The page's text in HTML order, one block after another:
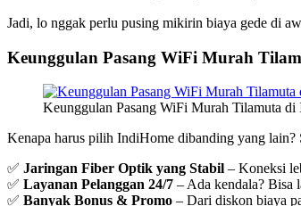
Jadi, lo nggak perlu pusing mikirin biaya gede di
Keunggulan Pasang WiFi Murah
Keunggulan Pasang WiFi Murah Tilamuta di
Kenapa harus pilih IndiHome dibanding yang lain?
✅ Jaringan Fiber Optik yang Stabil – Koneksi
✅ Layanan Pelanggan 24/7 – Ada kendala? Bisa
✅ Banyak Bonus & Promo – Dari diskon biaya